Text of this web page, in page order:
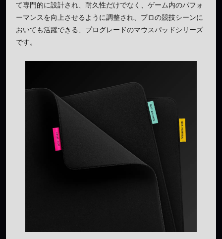
て専門的に設計され、耐久性だけでなく、ゲーム内のパフォ
ーマンスを向上させるように調整され、プロの競技シーンに
おいても活躍できる、プログレードのマウスパッドシリーズ
です。